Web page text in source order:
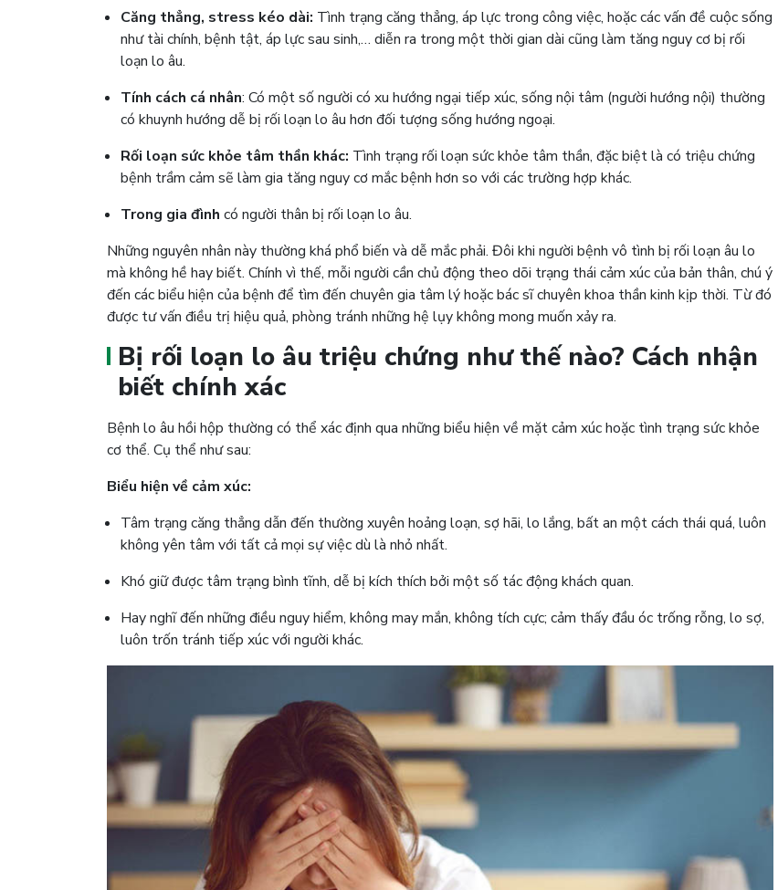
Căng thẳng, stress kéo dài: Tình trạng căng thẳng, áp lực trong công việc, hoặc các vấn đề cuộc sống
như tài chính, bệnh tật, áp lực sau sinh,… diễn ra trong một thời gian dài cũng làm tăng nguy cơ bị rối
loạn lo âu.
Tính cách cá nhân: Có một số người có xu hướng ngại tiếp xúc, sống nội tâm (người hướng nội) thường
có khuynh hướng dễ bị rối loạn lo âu hơn đối tượng sống hướng ngoại.
Rối loạn sức khỏe tâm thần khác: Tình trạng rối loạn sức khỏe tâm thần, đặc biệt là có triệu chứng
bệnh trầm cảm sẽ làm gia tăng nguy cơ mắc bệnh hơn so với các trường hợp khác.
Trong gia đình có người thân bị rối loạn lo âu.
Những nguyên nhân này thường khá phổ biến và dễ mắc phải. Đôi khi người bệnh vô tình bị rối loạn âu lo
mà không hề hay biết. Chính vì thế, mỗi người cần chủ động theo dõi trạng thái cảm xúc của bản thân, chú ý
đến các biểu hiện của bệnh để tìm đến chuyên gia tâm lý hoặc bác sĩ chuyên khoa thần kinh kịp thời. Từ đó
được tư vấn điều trị hiệu quả, phòng tránh những hệ lụy không mong muốn xảy ra.
Bị rối loạn lo âu triệu chứng như thế nào? Cách nhận
biết chính xác
Bệnh lo âu hồi hộp thường có thể xác định qua những biểu hiện về mặt cảm xúc hoặc tình trạng sức khỏe
cơ thể. Cụ thể như sau:
Biểu hiện về cảm xúc:
Tâm trạng căng thẳng dẫn đến thường xuyên hoảng loạn, sợ hãi, lo lắng, bất an một cách thái quá, luôn
không yên tâm với tất cả mọi sự việc dù là nhỏ nhất.
Khó giữ được tâm trạng bình tĩnh, dễ bị kích thích bởi một số tác động khách quan.
Hay nghĩ đến những điều nguy hiểm, không may mắn, không tích cực; cảm thấy đầu óc trống rỗng, lo sợ,
luôn trốn tránh tiếp xúc với người khác.